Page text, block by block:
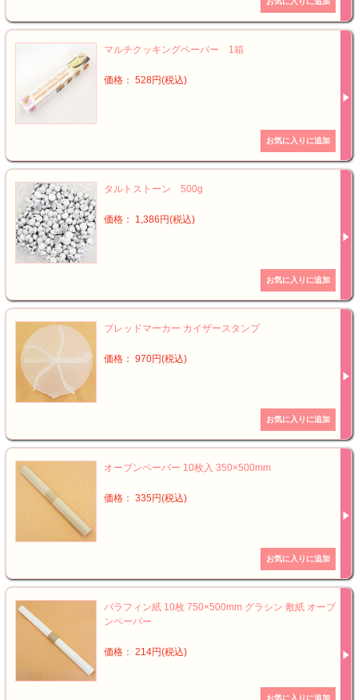
マルチクッキングペーパー 1箱
価格： 528円(税込)
タルトストーン 500g
価格： 1,386円(税込)
ブレッドマーカー カイザースタンプ
価格： 970円(税込)
オーブンペーパー 10枚入 350×500mm
価格： 335円(税込)
パラフィン紙 10枚 750×500mm グラシン 敷紙 オーブ
ンペーパー
価格： 214円(税込)